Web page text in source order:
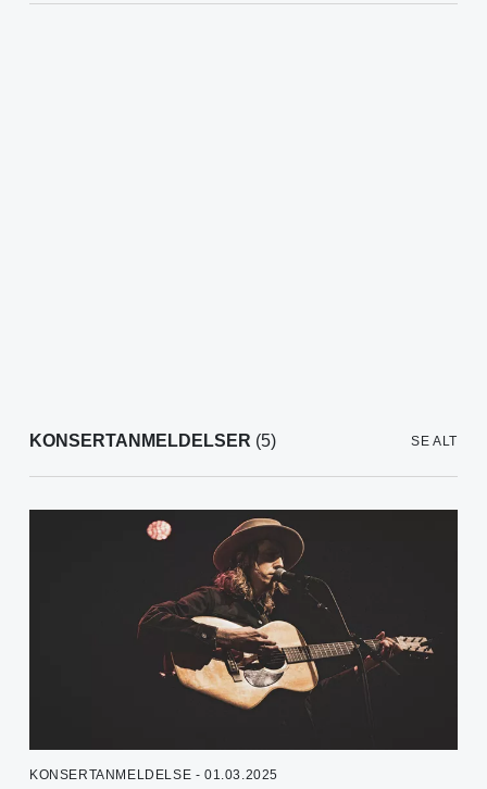
KONSERTANMELDELSER (5) SE ALT
KONSERTANMELDELSE - 01.03.2025